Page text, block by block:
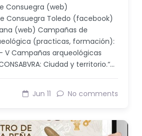
Consuegra (web)
Consuegra Toledo (facebook)
(web) Campañas de
(practicas, formación):
V Campañas arqueológicas
Ciudad y territorio.“…
Jun 11 No comments